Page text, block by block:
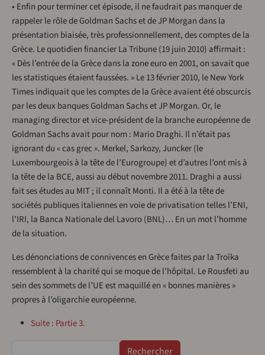
• Enfin pour terminer cet épisode, il ne faudrait pas manquer de
rappeler le rôle de Goldman Sachs et de JP Morgan dans la
présentation biaisée, très professionnellement, des comptes de la
Grèce. Le quotidien financier La Tribune (19 juin 2010) affirmait :
« Dès l’entrée de la Grèce dans la zone euro en 2001, on savait que
les statistiques étaient faussées. » Le 13 février 2010, le New York
Times indiquait que les comptes de la Grèce avaient été obscurcis
par les deux banques Goldman Sachs et JP Morgan. Or, le
managing director et vice-président de la branche européenne de
Goldman Sachs avait pour nom : Mario Draghi. Il n’était pas
ignorant du « cas grec ». Merkel, Sarkozy, Juncker (le
Luxembourgeois à la tête de l’Eurogroupe) et d’autres l’ont mis à
la tête de la BCE, aussi au début novembre 2011. Draghi a aussi
fait ses études au MIT ; il connaît Monti. Il a été à la tête de
sociétés publiques italiennes en voie de privatisation telles l’ENI,
l’IRI, la Banca Nationale del Lavoro (BNL)… En un mot l’homme
de la situation.
Les dénonciations de connivences en Grèce faites par la Troïka
ressemblent à la charité qui se moque de l’hôpital. Le Rousfeti au
sein des sommets de l’UE est maquillé en « bonnes manières »
propres à l’oligarchie européenne.
Suite : Partie 3.